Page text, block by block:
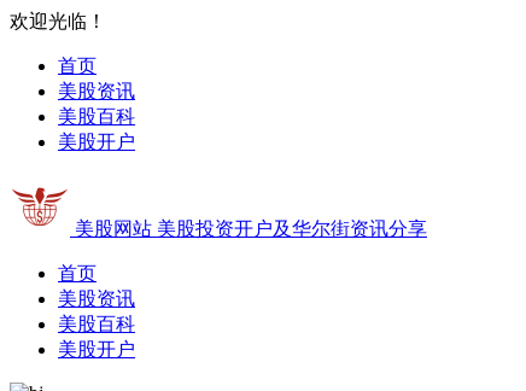
欢迎光临！
首页
美股资讯
美股百科
美股开户
美股网站 美股投资开户及华尔街资讯分享
首页
美股资讯
美股百科
美股开户